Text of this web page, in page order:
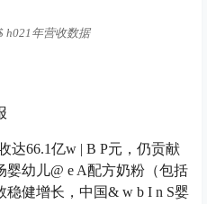
h021年营收数据
达66.1亿w | B P元，仍贡献
婴幼儿@ e A配方奶粉（包括
稳健增长，中国& w b I n S婴